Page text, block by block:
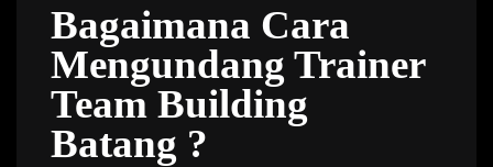
Bagaimana Cara
Mengundang Trainer
Team Building
Batang ?